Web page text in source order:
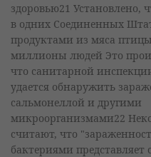
здоровью21 Установлено,
в одних Соединенных
продуктами из мяса
миллионы людей Это
что санитарной
удается обнаружить
сальмонеллой и другими
микроорганизмами22
считают, что
бактериями представляет